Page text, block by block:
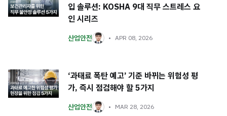
입 솔루션: KOSHA 9대 직무 스트레스 요
인 시리즈
산업안전 APR 08, 2026
‘과태료 폭탄 예고’ 기준 바뀌는 위험성 평
가, 즉시 점검해야 할 5가지
산업안전 MAR 28, 2026